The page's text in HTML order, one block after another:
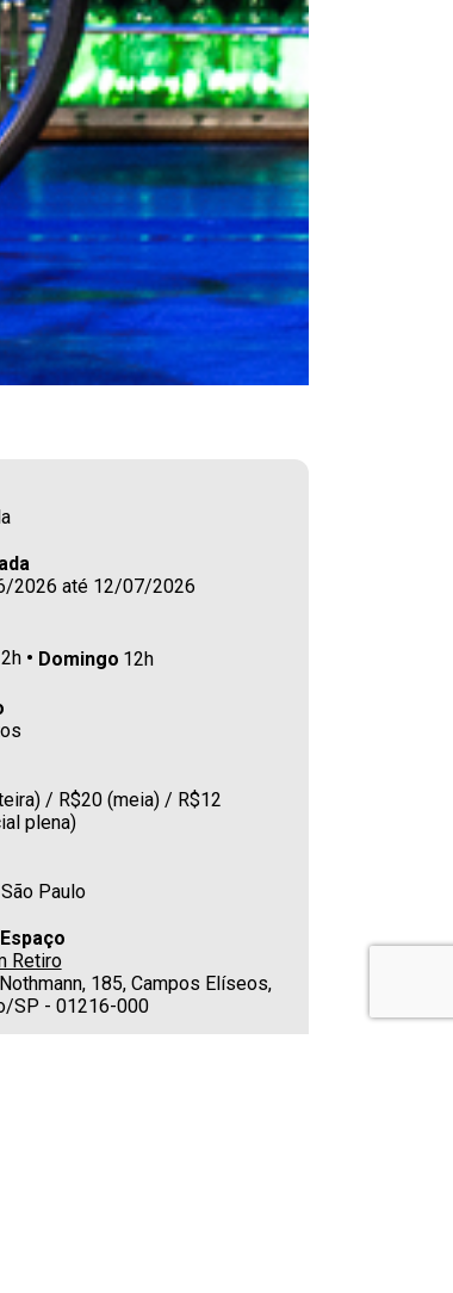
2026 até 12/07/2026
Domingo 12h
/ R$20 (meia) / R$12
plena)
Paulo
Retiro
185, Campos Elíseos,
SP - 01216-000